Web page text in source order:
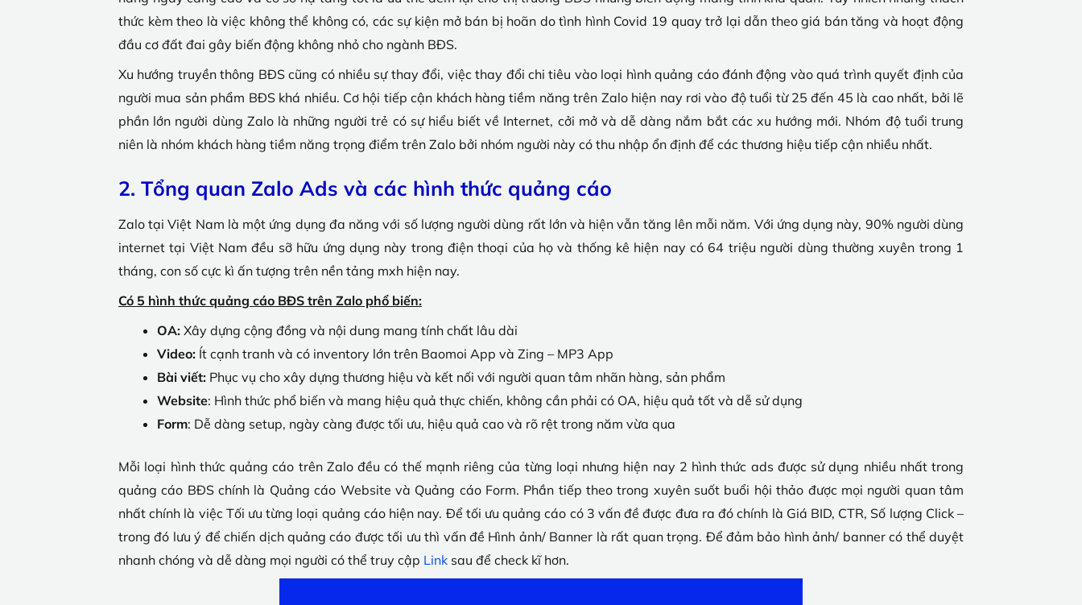
thức kèm theo là việc không thể không có, các sự kiện mở bán bị hoãn do tình hình Covid 19 quay trở lại dẫn theo giá bán tăng và hoạt động
đầu cơ đất đai gây biến động không nhỏ cho ngành BĐS.
Xu hướng truyền thông BĐS cũng có nhiều sự thay đổi, việc thay đổi chi tiêu vào loại hình quảng cáo đánh động vào quá trình quyết định của
người mua sản phẩm BĐS khá nhiều. Cơ hội tiếp cận khách hàng tiềm năng trên Zalo hiện nay rơi vào độ tuổi từ 25 đến 45 là cao nhất, bởi lẽ
phần lớn người dùng Zalo là những người trẻ có sự hiểu biết về Internet, cởi mở và dễ dàng nắm bắt các xu hướng mới. Nhóm độ tuổi trung
niên là nhóm khách hàng tiềm năng trọng điểm trên Zalo bởi nhóm người này có thu nhập ổn định để các thương hiệu tiếp cận nhiều nhất.
2. Tổng quan Zalo Ads và các hình thức quảng cáo
Zalo tại Việt Nam là một ứng dụng đa năng với số lượng người dùng rất lớn và hiện vẫn tăng lên mỗi năm. Với ứng dụng này, 90% người dùng
internet tại Việt Nam đều sỡ hữu ứng dụng này trong điện thoại của họ và thống kê hiện nay có 64 triệu người dùng thường xuyên trong 1
tháng, con số cực kì ấn tượng trên nền tảng mxh hiện nay.
Có 5 hình thức quảng cáo BĐS trên Zalo phổ biến:
OA: Xây dựng cộng đồng và nội dung mang tính chất lâu dài
Video: Ít cạnh tranh và có inventory lớn trên Baomoi App và Zing – MP3 App
Bài viết: Phục vụ cho xây dựng thương hiệu và kết nối với người quan tâm nhãn hàng, sản phẩm
Website: Hình thức phổ biến và mang hiệu quả thực chiến, không cần phải có OA, hiệu quả tốt và dễ sử dụng
Form: Dễ dàng setup, ngày càng được tối ưu, hiệu quả cao và rõ rệt trong năm vừa qua
Mỗi loại hình thức quảng cáo trên Zalo đều có thế mạnh riêng của từng loại nhưng hiện nay 2 hình thức ads được sử dụng nhiều nhất trong
quảng cáo BĐS chính là Quảng cáo Website và Quảng cáo Form. Phần tiếp theo trong xuyên suốt buổi hội thảo được mọi người quan tâm
nhất chính là việc Tối ưu từng loại quảng cáo hiện nay. Để tối ưu quảng cáo có 3 vấn đề được đưa ra đó chính là Giá BID, CTR, Số lượng Click –
trong đó lưu ý để chiến dịch quảng cáo được tối ưu thì vấn đề Hình ảnh/ Banner là rất quan trọng. Để đảm bảo hình ảnh/ banner có thể duyệt
nhanh chóng và dễ dàng mọi người có thể truy cập Link sau để check kĩ hơn.